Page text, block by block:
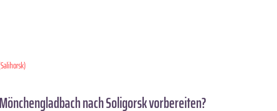
nach Soligorsk vorbereiten?